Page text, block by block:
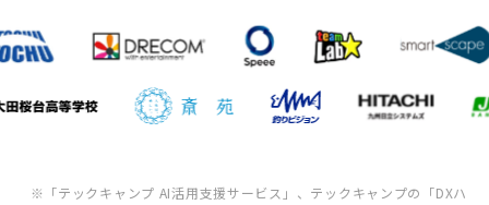
※「テックキャンプ AI活用支援サービス」、テックキャンプの「DXハ